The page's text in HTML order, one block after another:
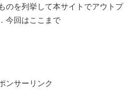
のを列挙して本サイトでアウトプ
今回はここまで
ンサーリンク